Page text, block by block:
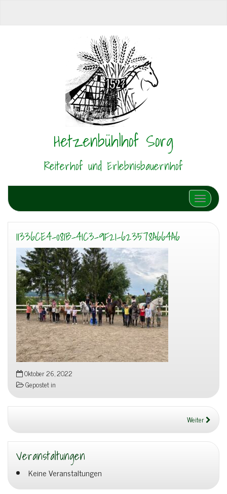
Hetzenbühlhof Sorg
Reiterhof und Erlebnisbauernhof
Schalte
11336CE4-081B-41C3-9F21-623578A664A6
Oktober 26, 2022
Gepostet in
Weiter
Veranstaltungen
Keine Veranstaltungen